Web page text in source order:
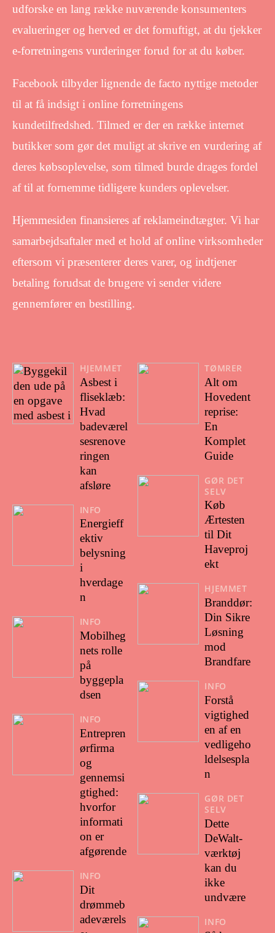
udforske en lang række nuværende konsumenters
evalueringer og herved er det fornuftigt, at du tjekker
e-forretningens vurderinger forud for at du køber.
Facebook tilbyder lignende de facto nyttige metoder
til at få indsigt i online forretningens
kundetilfredshed. Tilmed er der en række internet
butikker som gør det muligt at skrive en vurdering af
deres købsoplevelse, som tilmed burde drages fordel
af til at fornemme tidligere kunders oplevelser.
Hjemmesiden finansieres af reklameindtægter. Vi har
samarbejdsaftaler med et hold af online virksomheder
eftersom vi præsenterer deres varer, og indtjener
betaling forudsat de brugere vi sender videre
gennemfører en bestilling.
HJEMMET
Asbest i
fliseklæb:
Hvad
badeværel
sesrenove
ringen
kan
afsløre
INFO
Energieff
ektiv
belysning
i
hverdage
n
INFO
Mobilheg
nets rolle
på
byggepla
dsen
INFO
Entrepren
ørfirma
og
gennemsi
gtighed:
hvorfor
informati
on er
afgørende
INFO
Dit
drømmeb
adeværels
TØMRER
Alt om
Hovedent
reprise:
En
Komplet
Guide
GØR DET
SELV
Køb
Ærtesten
til Dit
Haveproj
ekt
HJEMMET
Branddør:
Din Sikre
Løsning
mod
Brandfare
INFO
Forstå
vigtighed
en af en
vedligeho
ldelsespla
n
GØR DET
SELV
Dette
DeWalt-
værktøj
kan du
ikke
undvære
INFO